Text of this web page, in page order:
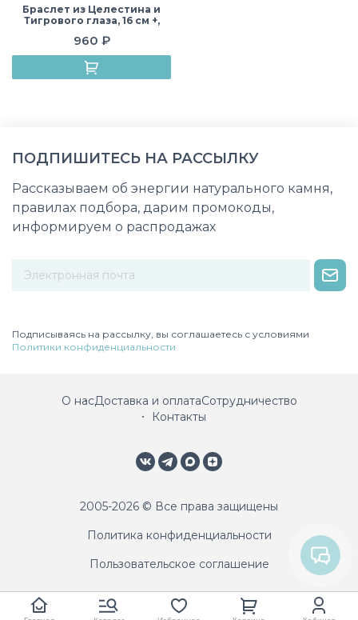
Браслет из Целестина и
Тигрового глаза, 16 см +,
960 ₽
ПОДПИШИТЕСЬ НА РАССЫЛКУ
Рассказываем об энергии натурального камня,
правилах подбора, дарим промокоды,
информируем о распродажах
Подписываясь на рассылку, вы соглашаетесь с условиями
Политики конфиденциальности
О насДоставка и оплатаСотрудничество
Контакты
2005-2026 © Все права защищены
Политика конфиденциальности
Пользовательское соглашение